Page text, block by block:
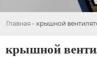
Главная - крышной
крышной